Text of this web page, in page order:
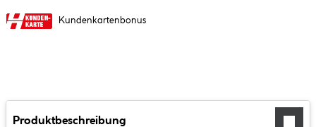
Kundenkartenbonus
Produktbeschreibung